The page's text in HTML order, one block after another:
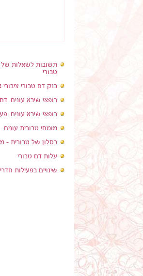
תשובות לשאלות
טבורי
בנק דם טבורי ציבורי
רופאי שיבא עונים:
רופאי שיבא עונים:
מומחי טבורית
בסלון של טבורית -
עלות דם טבורי
שינויים בפעילות